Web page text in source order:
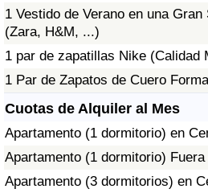
1 Vestido de Verano en una Gran
(Zara, H&M, ...)
1 par de zapatillas Nike (Calidad
1 Par de Zapatos de Cuero
Cuotas de Alquiler al Mes
Apartamento (1 dormitorio) en
Apartamento (1 dormitorio)
Apartamento (3 dormitorios) en